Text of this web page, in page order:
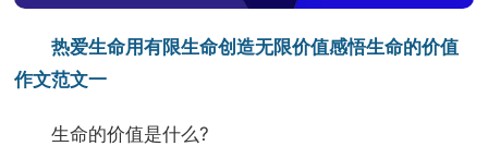
热爱生命用有限生命创造无限价值感悟生命的价值
作文范文一
生命的价值是什么?